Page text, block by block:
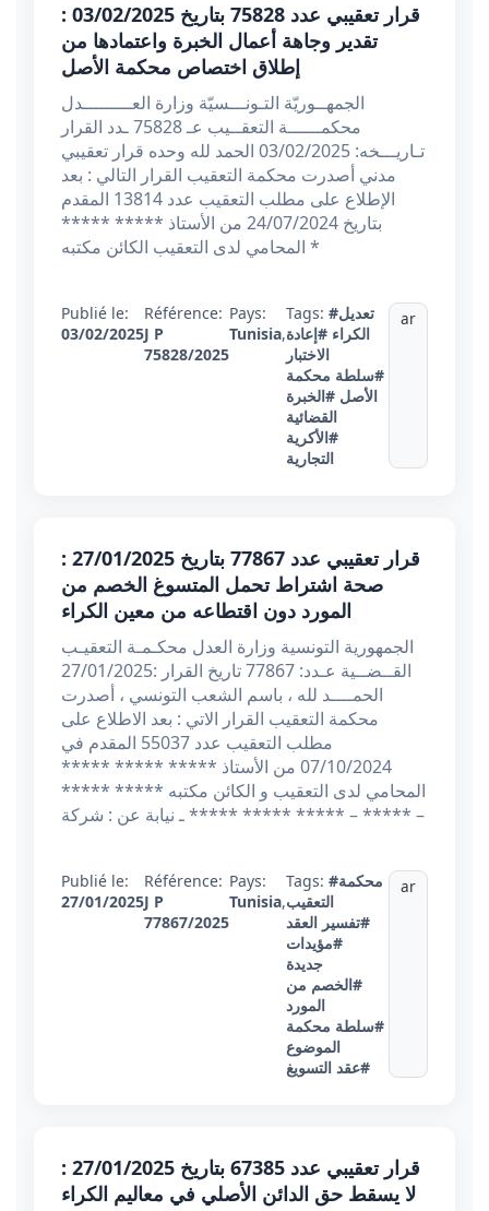
قرار تعقيبي عدد 75828 بتاريخ 03/02/2025 :
تقدير وجاهة أعمال الخبرة واعتمادها من
إطلاق اختصاص محكمة الأصل
الجمهــوريّة التـونـــسيّة وزارة العـــــــــدل
محكمــــــة التعقــيب عـ 75828 ـدد القرار
تـاريـــخه: 03/02/2025 الحمد لله وحده قرار تعقيبي
مدني أصدرت محكمة التعقيب القرار التالي : بعد
الإطلاع على مطلب التعقيب عدد 13814 المقدم
بتاريخ 24/07/2024 من الأستاذ ***** *****
المحامي لدى التعقيب الكائن مكتبه *
Publié le:
03/02/2025
Référence:
J P
75828/2025
Pays:
Tunisia,
Tags: #تعديل
الكراء #إعادة
الاختبار
#سلطة محكمة
الأصل #الخبرة
القضائية
#الأكرية
التجارية
ar
قرار تعقيبي عدد 77867 بتاريخ 27/01/2025 :
صحة اشتراط تحمل المتسوغ الخصم من
المورد دون اقتطاعه من معين الكراء
الجمهورية التونسية وزارة العدل محكـمـة التعقيـب
القــضــية عـدد: 77867 تاريخ القرار :27/01/2025
الحمــــد لله ، باسم الشعب التونسي ، أصدرت
محكمة التعقيب القرار الاتي : بعد الاطلاع على
مطلب التعقيب عدد 55037 المقدم في
07/10/2024 من الأستاذ ***** ***** *****
المحامي لدى التعقيب و الكائن مكتبه ***** *****
***** ***** ـ نيابة عن : شركة ***** – ***** –
Publié le:
27/01/2025
Référence:
J P
77867/2025
Pays:
Tunisia,
Tags: #محكمة
التعقيب
#تفسير العقد
#مؤيدات
جديدة
#الخصم من
المورد
#سلطة محكمة
الموضوع
#عقد التسويغ
ar
قرار تعقيبي عدد 67385 بتاريخ 27/01/2025 :
لا يسقط حق الدائن الأصلي في معاليم الكراء